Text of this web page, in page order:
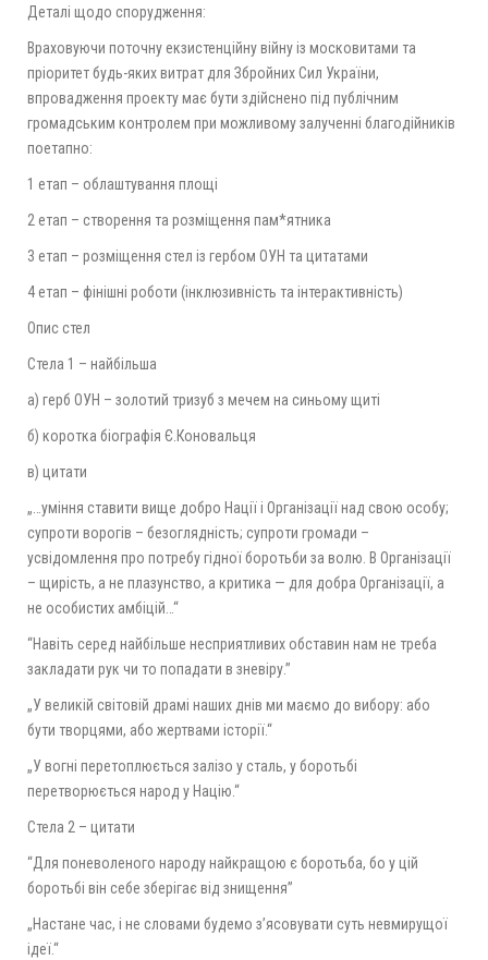
Деталі щодо спорудження:
Враховуючи поточну екзистенційну війну із московитами та
пріоритет будь-яких витрат для Збройних Сил України,
впровадження проекту має бути здійснено під публічним
громадським контролем при можливому залученні благодійників
поетапно:
1 етап – облаштування площі
2 етап – створення та розміщення пам*ятника
3 етап – розміщення стел із гербом ОУН та цитатами
4 етап – фінішні роботи (інклюзивність та інтерактивність)
Опис стел
Стела 1 – найбільша
а) герб ОУН – золотий тризуб з мечем на синьому щиті
б) коротка біографія Є.Коновальця
в) цитати
„…уміння ставити вище добро Нації і Організації над свою особу;
супроти ворогів – безоглядність; супроти громади –
усвідомлення про потребу гідної боротьби за волю. В Організації
– щирість, а не плазунство, а критика — для добра Організації, а
не особистих амбіцій…“
“Навіть серед найбільше несприятливих обставин нам не треба
закладати рук чи то попадати в зневіру.”
„У великій світовій драмі наших днів ми маємо до вибору: або
бути творцями, або жертвами історії.“
„У вогні перетоплюється залізо у сталь, у боротьбі
перетворюється народ у Націю.“
Стела 2 – цитати
“Для поневоленого народу найкращою є боротьба, бо у цій
боротьбі він себе зберігає від знищення”
„Настане час, і не словами будемо з’ясовувати суть невмирущої
ідеї.“